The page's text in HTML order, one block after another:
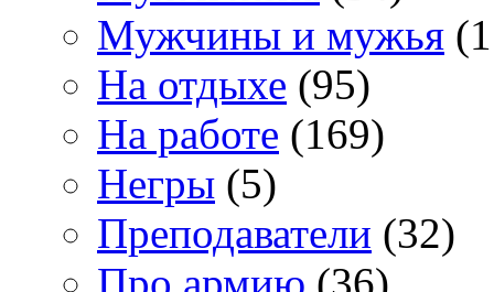
Мужчины и мужья
На отдыхе (95)
На работе (169)
Негры (5)
Преподаватели (32)
Про армию (36)